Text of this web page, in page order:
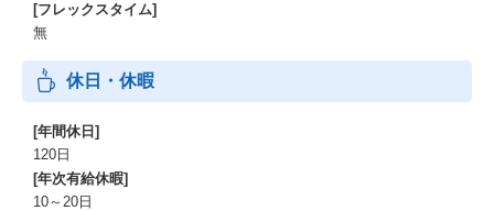
[フレックスタイム]
無
休日・休暇
[年間休日]
120日
[年次有給休暇]
10～20日